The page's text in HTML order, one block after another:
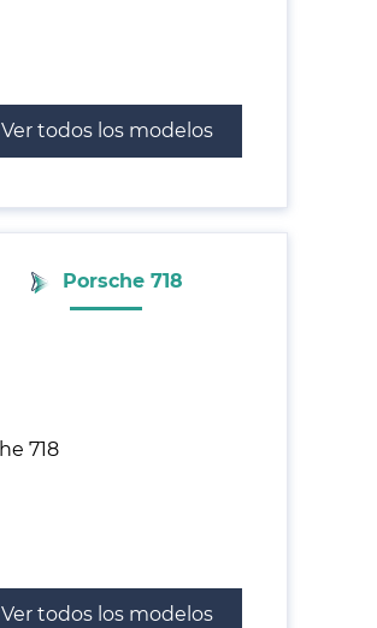
Ver todos los modelos
Porsche 718
Ver todos los modelos